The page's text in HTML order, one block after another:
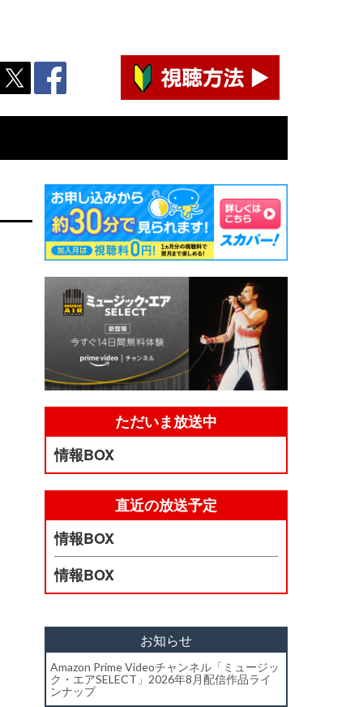
ただいま放送中
情報BOX
直近の放送予定
情報BOX
情報BOX
お知らせ
Amazon Prime Videoチャンネル「ミュージッ
ク・エアSELECT」2026年8月配信作品ライ
ンナップ